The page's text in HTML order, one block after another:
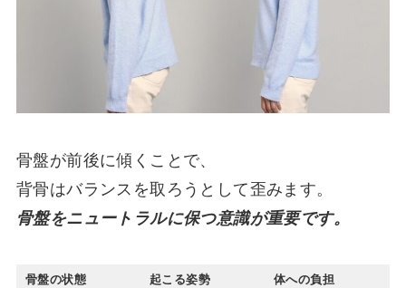
骨盤が前後に傾くことで、
背骨はバランスを取ろうとして歪みます。
骨盤をニュートラルに保つ意識が重要です。
骨盤の状態 起こる姿勢 体への負担